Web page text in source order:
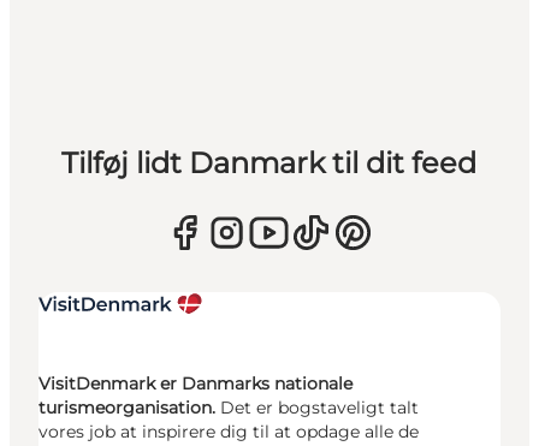
Tilføj lidt Danmark til dit feed
VisitDenmark er Danmarks nationale
turismeorganisation. Det er bogstaveligt talt
vores job at inspirere dig til at opdage alle de